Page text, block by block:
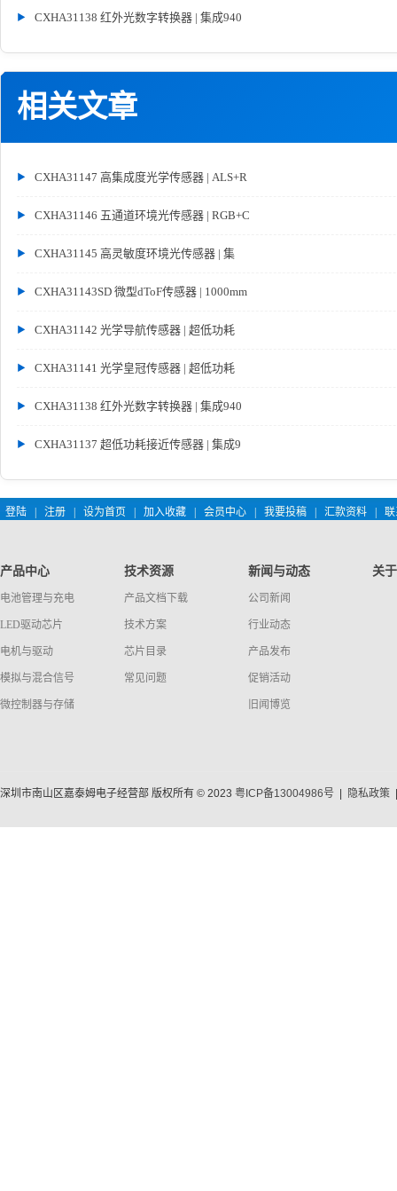
CXHA31138 红外光数字转换器 | 集成940
相关文章
CXHA31147 高集成度光学传感器 | ALS+R
CXHA31146 五通道环境光传感器 | RGB+C
CXHA31145 高灵敏度环境光传感器 | 集
CXHA31143SD 微型dToF传感器 | 1000mm
CXHA31142 光学导航传感器 | 超低功耗
CXHA31141 光学皇冠传感器 | 超低功耗
CXHA31138 红外光数字转换器 | 集成940
CXHA31137 超低功耗接近传感器 | 集成9
登陆 | 注册 | 设为首页 | 加入收藏 | 会员中心 | 我要投稿 | 汇款资料 |
产品中心
电池管理与充电
LED驱动芯片
电机与驱动
模拟与混合信号
微控制器与存储
技术资源
产品文档下载
技术方案
芯片目录
常见问题
新闻与动态
公司新闻
行业动态
产品发布
促销活动
旧闻博览
关
深圳市南山区嘉泰姆电子经营部 版权所有 © 2023 粤ICP备13004986号 | 隐私政策